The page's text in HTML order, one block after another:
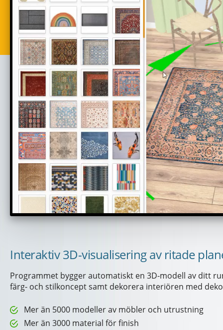
Interaktiv 3D-visualisering av ritade
Programmet bygger automatiskt en 3D-modell av ditt
färg- och stilkoncept samt dekorera interiören med
Mer än 5000 modeller av möbler och utrustning
Mer än 3000 material för finish